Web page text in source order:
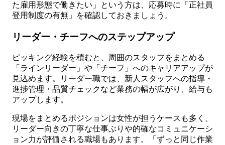
た雇用形態で働きたい」という方は、応募時に「正社員
登用制度の有無」を確認しておきましょう。
リーダー・チーフへのステップアップ
ピッキング経験を積むと、周囲のスタッフをまとめる
「ラインリーダー」や「チーフ」へのキャリアアップが
見込めます。リーダー職では、新人スタッフへの指導・
進捗管理・品質チェックなど業務の幅が広がり、給与も
アップします。
現場をまとめるポジションは女性が担うケースも多く、
リーダー向きの丁寧な仕事ぶりや的確なコミュニケーシ
ョン力が評価される職場もあります。「ずっと同じ作業